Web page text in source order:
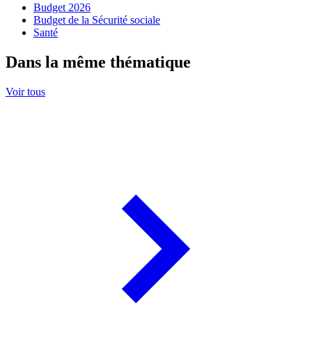
Budget 2026
Budget de la Sécurité sociale
Santé
Dans la même thématique
Voir tous